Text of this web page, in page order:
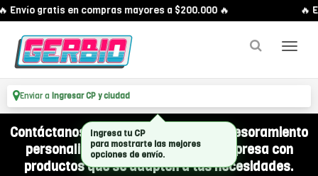
Envío gratis en compras mayores a $200.000 🔥 🔥
Enviar a Ingresar CP y ciudad
Contáctanos por WhatsApp y recibí asesoramiento
personalizado para equipar a tu empresa con
productos que se adapten a tus necesidades.
Ingresa tu CP
para mostrarte las mejores
opciones de envío.